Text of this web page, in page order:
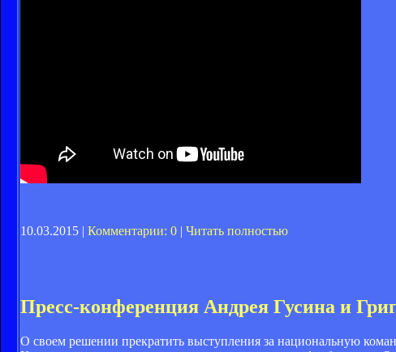
10.03.2015 | Комментарии: 0 | Читать полностью
Пресс-конференция Андрея Гусина и
О своем решении прекратить выступления за национальную